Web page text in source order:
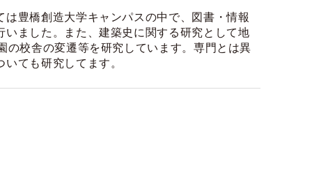
豊橋創造大学キャンパスの中で、図書・情報
ました。また、建築史に関する研究として地
校舎の変遷等を研究しています。専門とは異
ても研究してます。